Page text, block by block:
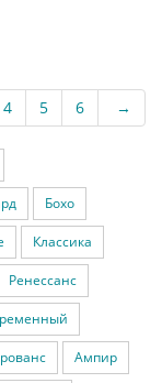
4 5 6 →
Бохо
Классика
Ренессанс
Ампир